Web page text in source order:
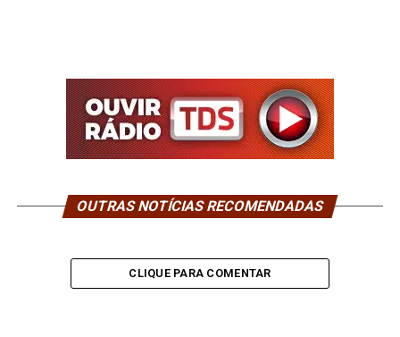
OUTRAS NOTÍCIAS RECOMENDADAS
CLIQUE PARA COMENTAR